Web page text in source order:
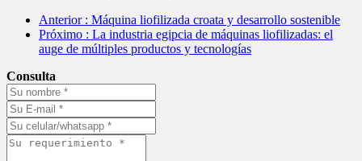
Anterior : Máquina liofilizada croata y desarrollo sostenible
Próximo : La industria egipcia de máquinas liofilizadas: el
auge de múltiples productos y tecnologías
Consulta